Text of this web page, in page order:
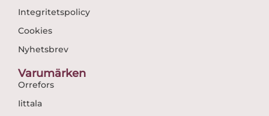
Integritetspolicy
Cookies
Nyhetsbrev
Varumärken
Orrefors
Iittala